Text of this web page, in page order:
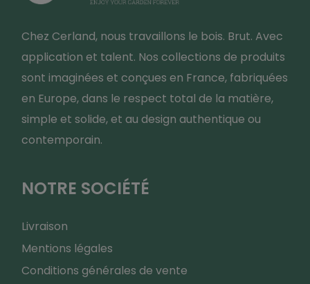
Chez Cerland, nous travaillons le bois. Brut. Avec
application et talent. Nos collections de produits
sont imaginées et conçues en France, fabriquées
en Europe, dans le respect total de la matière,
simple et solide, et au design authentique ou
contemporain.
NOTRE SOCIÉTÉ
Livraison
Mentions légales
Conditions générales de vente